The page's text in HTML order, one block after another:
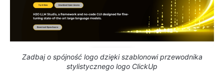
Zadbaj o spójność logo dzięki szablonowi przewodnika
stylistycznego logo ClickUp